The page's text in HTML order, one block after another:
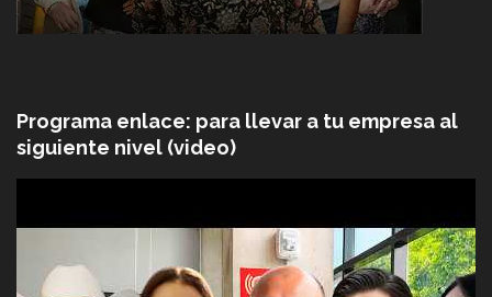
Programa enlace: para llevar a tu empresa al
siguiente nivel (video)